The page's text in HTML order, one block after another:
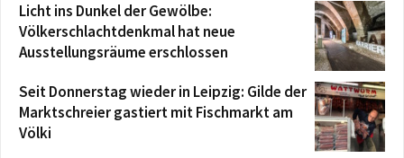
Licht ins Dunkel der Gewölbe:
Völkerschlachtdenkmal hat neue
Ausstellungsräume erschlossen
Seit Donnerstag wieder in Leipzig: Gilde der
Marktschreier gastiert mit Fischmarkt am
Völki